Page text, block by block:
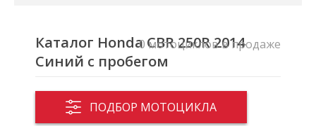
Каталог Honda CBR 250R 2014
Синий с пробегом
ПОДБОР МОТОЦИКЛА
0 мотоциклов в продаже